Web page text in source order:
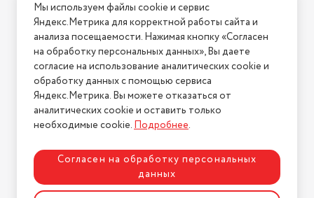
Условия возврата
Нашли ошибку на сайте? Напишите нам
2026 © Интернет-магазин "АстМаркет". У нас есть всё!
Политика конфиденциальности
Разработка сайтаASTDESIGN
Мы используем файлы cookie и сервис
Яндекс.Метрика для корректной работы сайта и
анализа посещаемости. Нажимая кнопку «Согласен
на обработку персональных данных», Вы даете
согласие на использование аналитических cookie и
обработку данных с помощью сервиса
Яндекс.Метрика. Вы можете отказаться от
аналитических cookie и оставить только
необходимые cookie.Подробнее.
Согласен на обработку персональных
данных